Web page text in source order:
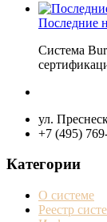
Последние
Система
ул.
+7 (495)
Категории
О системе
Реестр